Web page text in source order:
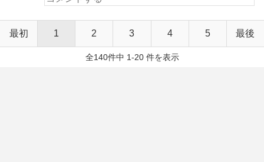
最初 1 2 3 4 5 最後
全140件中 1-20 件を表示